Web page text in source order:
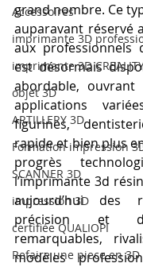
Accessoires
imprimante 3D
imprimante 3D
objet 3D
ARTILLERY 3D
Formation impression
SCANNER 3D
impression 3D
certifiée QUALIOPI
Refaire une piece en 3D
grand nombre. Ce
auparavant réservé
aux professionnels
est désormais
abordable,
applications
figurines,
rapide et bien plus
progrès
l’imprimante 3d
aujourd’hui des
précision et
remarquables,
modèles